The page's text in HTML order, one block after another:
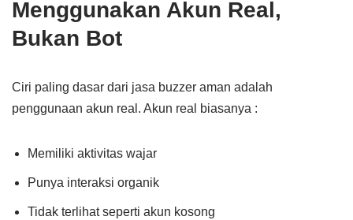
Menggunakan Akun Real,
Bukan Bot
Ciri paling dasar dari jasa buzzer aman adalah
penggunaan akun real. Akun real biasanya :
Memiliki aktivitas wajar
Punya interaksi organik
Tidak terlihat seperti akun kosong